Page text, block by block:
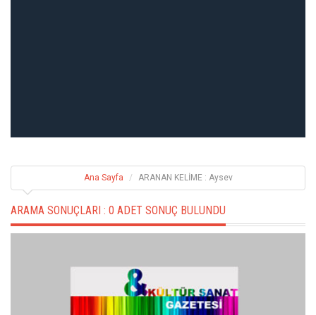
Ana Sayfa ARANAN KELİME : Aysev
ARAMA SONUÇLARI : 0 ADET SONUÇ BULUNDU